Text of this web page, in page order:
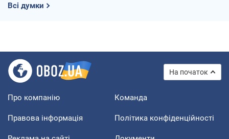
Всі думки
На початок
Про компанію Команда
Правова інформація Політика конфіденційності